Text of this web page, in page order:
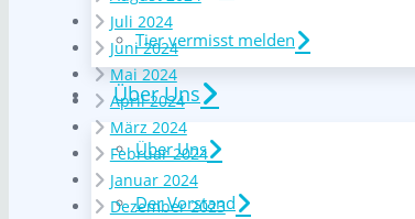
Tier vermisst melden
Über Uns
Über Uns
Der Vorstand
Juli 2024
Juni 2024
Mai 2024
April 2024
März 2024
Februar 2024
Januar 2024
Dezember 2023